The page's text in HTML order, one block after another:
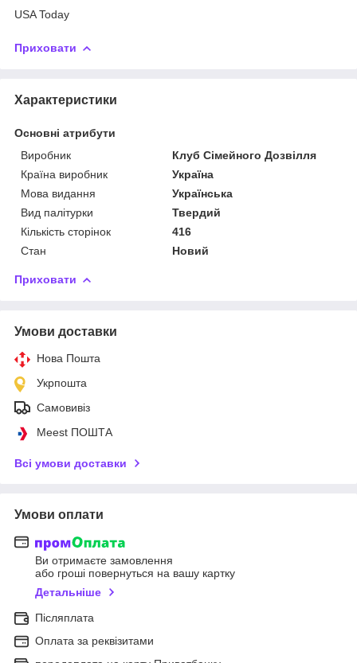
USA Today
Приховати
Характеристики
Основні атрибути
Виробник
Клуб Сімейного Дозвілля
Країна виробник
Україна
Мова видання
Українська
Вид палітурки
Твердий
Кількість сторінок
416
Стан
Новий
Приховати
Умови доставки
Нова Пошта
Укрпошта
Самовивіз
Meest ПОШТА
Всі умови доставки
Умови оплати
Ви отримаєте замовлення
або гроші повернуться на вашу картку
Детальніше
Післяплата
Оплата за реквізитами